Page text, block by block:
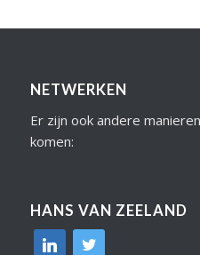
NETWERKEN
Er zijn ook andere
komen:
HANS VAN ZEELAND
linkedin
twitter